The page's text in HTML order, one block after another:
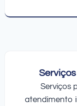
Serviços
atendimento